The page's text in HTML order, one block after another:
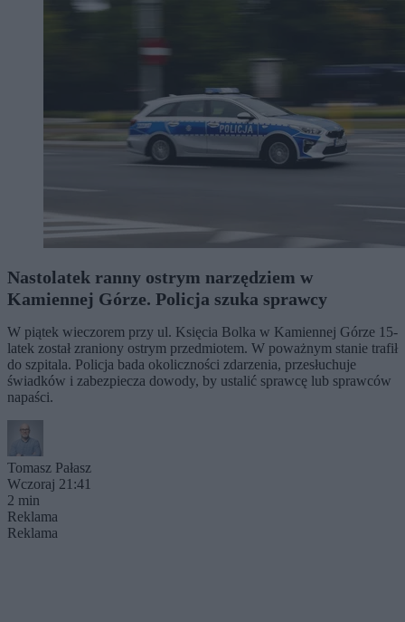
Nastolatek ranny ostrym narzędziem w
Kamiennej Górze. Policja szuka sprawcy
W piątek wieczorem przy ul. Księcia Bolka w Kamiennej Górze 15-
latek został zraniony ostrym przedmiotem. W poważnym stanie trafił
do szpitala. Policja bada okoliczności zdarzenia, przesłuchuje
świadków i zabezpiecza dowody, by ustalić sprawcę lub sprawców
napaści.
Tomasz Pałasz
Wczoraj 21:41
2 min
Reklama
Reklama